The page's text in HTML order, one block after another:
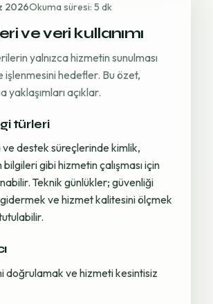
2026Okuma süresi: 5 dk
ve veri kullanımı
yalnızca hizmetin sunulması
işlenmesini hedefler. Bu özet,
açıklar.
türleri
destek süreçlerinde kimlik,
gibi hizmetin çalışması için
Teknik günlükler; güvenliği
ve hizmet kalitesini ölçmek
doğrulamak ve hizmeti kesintisiz